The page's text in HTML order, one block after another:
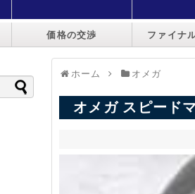
価格の交渉 ファイナ
ホーム オメガ
オメガ スピード